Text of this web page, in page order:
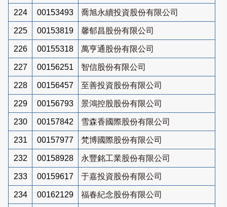
224 00153493 喬旭永續投資股份有限公司
225 00153819 馨郁昌股份有限公司
226 00155318 萬亨通股份有限公司
227 00156251 智信股份有限公司
228 00156457 至善投資股份有限公司
229 00156793 景鴻控股股份有限公司
230 00157842 雪森香國際股份有限公司
231 00157977 梵博國際股份有限公司
232 00158928 永豐銘工業股份有限公司
233 00159617 于嘉投資股份有限公司
234 00162129 福春紀念股份有限公司